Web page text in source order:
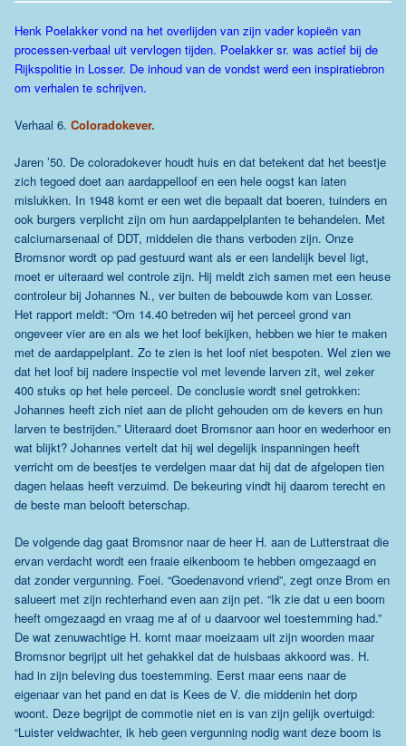
Henk Poelakker vond na het overlijden van zijn vader kopieën van
processen-verbaal uit vervlogen tijden. Poelakker sr. was actief bij de
Rijkspolitie in Losser. De inhoud van de vondst werd een inspiratiebron
om verhalen te schrijven.
Verhaal 6. Coloradokever.
Jaren ’50. De coloradokever houdt huis en dat betekent dat het beestje
zich tegoed doet aan aardappelloof en een hele oogst kan laten
mislukken. In 1948 komt er een wet die bepaalt dat boeren, tuinders en
ook burgers verplicht zijn om hun aardappelplanten te behandelen. Met
calciumarsenaal of DDT, middelen die thans verboden zijn. Onze
Bromsnor wordt op pad gestuurd want als er een landelijk bevel ligt,
moet er uiteraard wel controle zijn. Hij meldt zich samen met een heuse
controleur bij Johannes N., ver buiten de bebouwde kom van Losser.
Het rapport meldt: “Om 14.40 betreden wij het perceel grond van
ongeveer vier are en als we het loof bekijken, hebben we hier te maken
met de aardappelplant. Zo te zien is het loof niet bespoten. Wel zien we
dat het loof bij nadere inspectie vol met levende larven zit, wel zeker
400 stuks op het hele perceel. De conclusie wordt snel getrokken:
Johannes heeft zich niet aan de plicht gehouden om de kevers en hun
larven te bestrijden.” Uiteraard doet Bromsnor aan hoor en wederhoor en
wat blijkt? Johannes vertelt dat hij wel degelijk inspanningen heeft
verricht om de beestjes te verdelgen maar dat hij dat de afgelopen tien
dagen helaas heeft verzuimd. De bekeuring vindt hij daarom terecht en
de beste man belooft beterschap.
De volgende dag gaat Bromsnor naar de heer H. aan de Lutterstraat die
ervan verdacht wordt een fraaie eikenboom te hebben omgezaagd en
dat zonder vergunning. Foei. “Goedenavond vriend”, zegt onze Brom en
salueert met zijn rechterhand even aan zijn pet. “Ik zie dat u een boom
heeft omgezaagd en vraag me af of u daarvoor wel toestemming had.”
De wat zenuwachtige H. komt maar moeizaam uit zijn woorden maar
Bromsnor begrijpt uit het gehakkel dat de huisbaas akkoord was. H.
had in zijn beleving dus toestemming. Eerst maar eens naar de
eigenaar van het pand en dat is Kees de V. die middenin het dorp
woont. Deze begrijpt de commotie niet en is van zijn gelijk overtuigd:
“Luister veldwachter, ik heb geen vergunning nodig want deze boom is